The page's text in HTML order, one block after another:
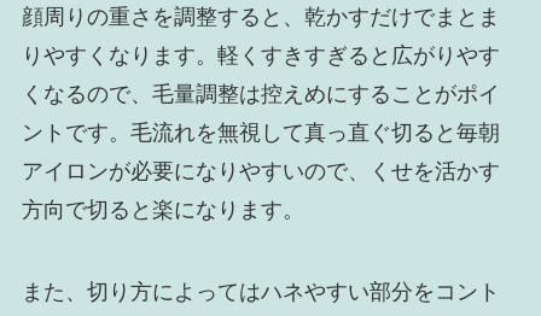
顔周りの重さを調整すると、乾かすだけでまとま
りやすくなります。軽くすきすぎると広がりやす
くなるので、毛量調整は控えめにすることがポイ
ントです。毛流れを無視して真っ直ぐ切ると毎朝
アイロンが必要になりやすいので、くせを活かす
方向で切ると楽になります。
また、切り方によってはハネやすい部分をコント